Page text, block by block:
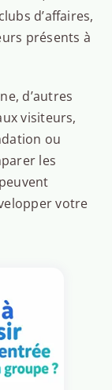
d’affaires,
présents à
d’autres
visiteurs,
ou
les
votre